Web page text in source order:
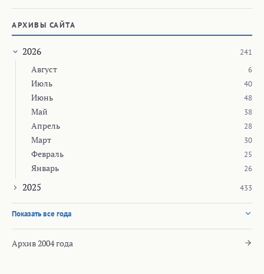
АРХИВЫ САЙТА
2026 241
Август 6
Июль 40
Июнь 48
Май 38
Апрель 28
Март 30
Февраль 25
Январь 26
2025 433
Показать все года
Архив 2004 года